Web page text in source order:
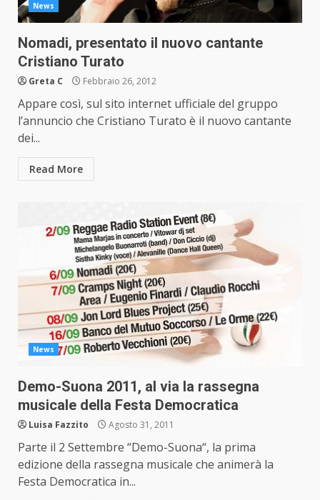
News
Nomadi, presentato il nuovo cantante
Cristiano Turato
Greta C Febbraio 26, 2012
Appare così, sul sito internet ufficiale del gruppo
l’annuncio che Cristiano Turato è il nuovo cantante
dei...
Read More
News
Demo-Suona 2011, al via la rassegna
musicale della Festa Democratica
Luisa Fazzito Agosto 31, 2011
Parte il 2 Settembre “Demo-Suona“, la prima
edizione della rassegna musicale che animerà la
Festa Democratica in...